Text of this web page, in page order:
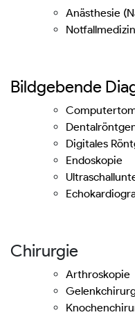
Anästhesie
Notfallmedizin
Bildgebende
Digitales
Endoskopie
Chirurgie
Arthroskopie